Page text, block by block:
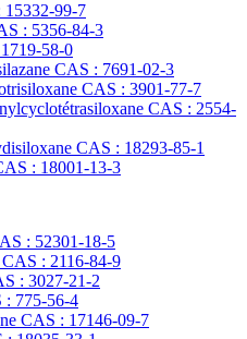
99-7
: 5356-84-3
58-0
CAS : 7691-02-3
CAS : 3901-77-7
CAS : 2554-
CAS : 18293-85-1
: 18001-13-3
: 52301-18-5
: 2116-84-9
: 3027-21-2
: 775-56-4
CAS : 17146-09-7